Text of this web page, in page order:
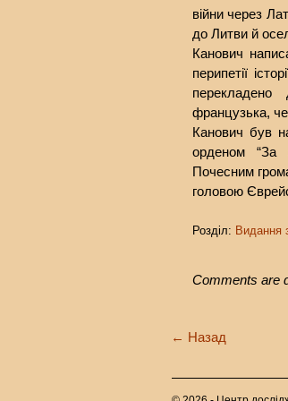
війни через
до Литви й
Канович
перипетії
перекладено
французька,
Канович був
орденом “За
Почесним
головою
Розділ: Видання
Comments are
← Назад